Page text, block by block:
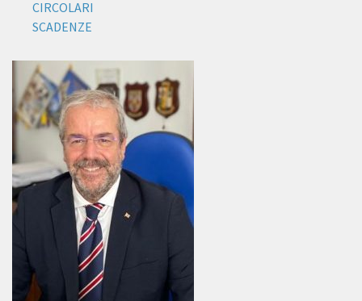
CIRCOLARI
SCADENZE